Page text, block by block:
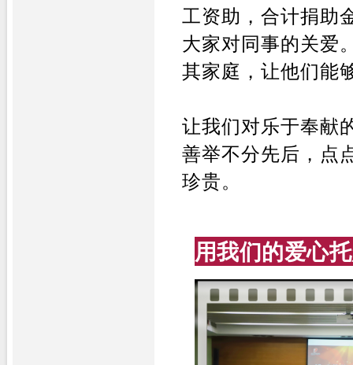
工资助，合计捐助
大家对同事的关爱
其家庭，让他们能
让我们对乐于奉献
善举不分先后，点
珍贵。
用我们的爱心